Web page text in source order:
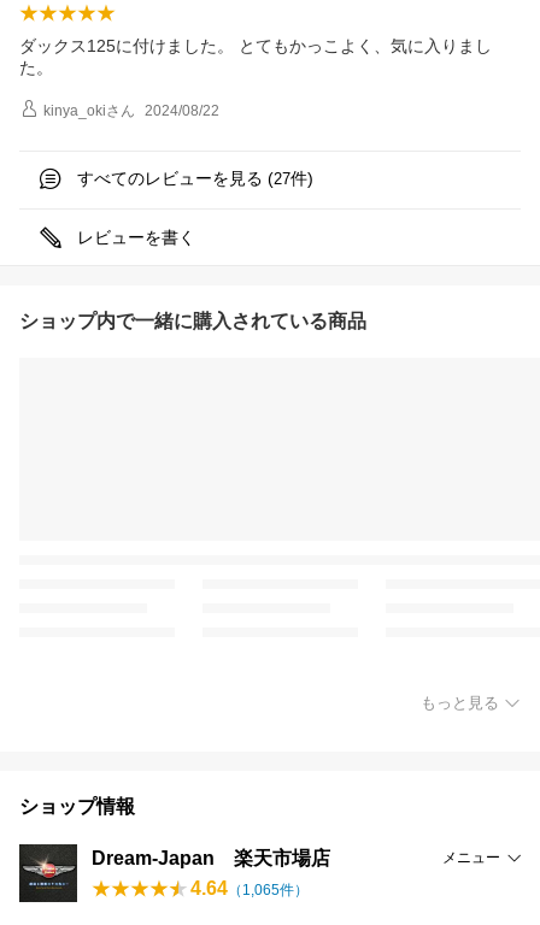
ダックス125に付けました。 とてもかっこよく、気に入りまし
た。
kinya_okiさん 2024/08/22
すべてのレビューを見る (27件)
レビューを書く
ショップ内で一緒に購入されている商品
もっと見る
ショップ情報
Dream-Japan 楽天市場店 メニュー
4.64 （ 1,065件）